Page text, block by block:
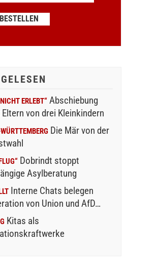
ERLEBT“ Abschiebung
von drei Kleinkindern
Die Mär von der
Dobrindt stoppt
Asylberatung
Interne Chats belegen
von Union und AfD…
Kitas als